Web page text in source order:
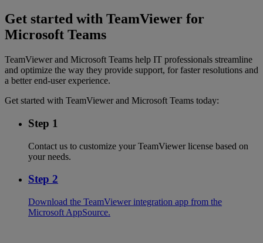
Get started with TeamViewer for
Microsoft Teams
TeamViewer and Microsoft Teams help IT professionals streamline
and optimize the way they provide support, for faster resolutions and
a better end-user experience.
Get started with TeamViewer and Microsoft Teams today:
Step 1
Contact us to customize your TeamViewer license based on
your needs.
Step 2
Download the TeamViewer integration app from the
Microsoft AppSource.